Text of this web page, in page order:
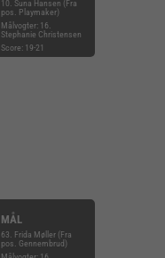
10. Suna Hansen (Fra
pos. Playmaker)
Målvogter: 16.
Stephanie Christensen
Score: 19-21
MÅL
63. Frida Møller (Fra
pos. Gennembrud)